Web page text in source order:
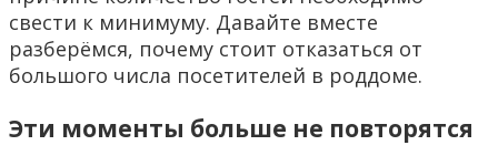
свести к минимуму. Давайте вместе
разберёмся, почему стоит отказаться от
большого числа посетителей в роддоме.
Эти моменты больше не повторятся